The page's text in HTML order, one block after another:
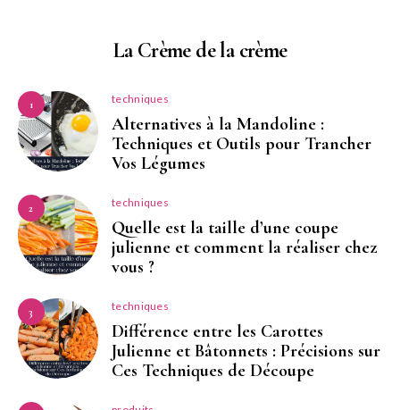
La Crème de la crème
1 techniques
Alternatives à la Mandoline :
Techniques et Outils pour Trancher
Vos Légumes
2 techniques
Quelle est la taille d’une coupe
julienne et comment la réaliser chez
vous ?
3 techniques
Différence entre les Carottes
Julienne et Bâtonnets : Précisions sur
Ces Techniques de Découpe